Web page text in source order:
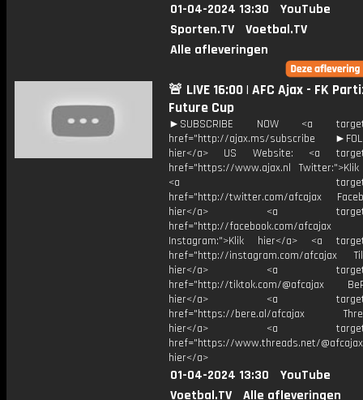
01-04-2024 13:30
YouTube
Sporten.TV
Voetbal.TV
Alle afleveringen
🚨 LIVE 16:00 | AFC Ajax - FK
Future Cup
►SUBSCRIBE NOW <a
href="http://ajax.ms/subscribe
hier</a> US Website: <a
href="https://www.ajax.nl
<a
href="http://twitter.com/afcajax
hier</a> <a
href="http://facebook.com/afcajax
Instagram:">Klik hier</a> <a
href="http://instagram.com/afcajax
hier</a> <a
href="http://tiktok.com/@afcajax
hier</a> <a
href="https://bere.al/afcajax
hier</a> <a
href="https://www.threads.net/
hier</a>
01-04-2024 13:30
YouTube
Voetbal.TV
Alle afleveringen